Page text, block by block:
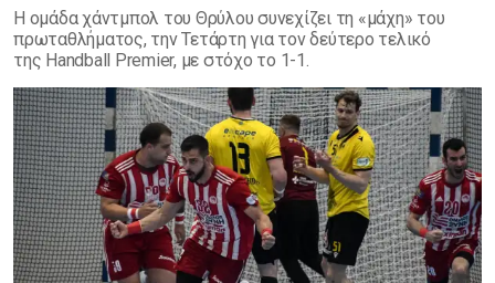
Η ομάδα χάντμπολ του Θρύλου συνεχίζει τη «μάχη» του
πρωταθλήματος, την Τετάρτη για τον δεύτερο τελικό
της Handball Premier, με στόχο το 1-1.